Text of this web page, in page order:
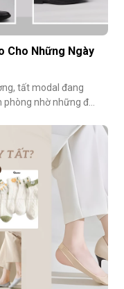
Cho Những Ngày
tất modal đang
nhờ những đặc
xem là lựa chọn lý
đôi chân “lên